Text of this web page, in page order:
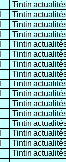
Tintin
Tintin
Tintin
Tintin
Tintin
Tintin
Tintin
Tintin
Tintin
Tintin
Tintin
Tintin
Tintin
Tintin
Tintin
Tintin